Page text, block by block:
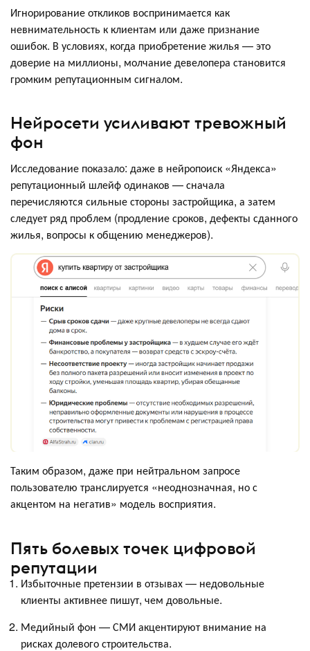
Игнорирование откликов воспринимается как
невнимательность к клиентам или даже признание
ошибок. В условиях, когда приобретение жилья — это
доверие на миллионы, молчание девелопера становится
громким репутационным сигналом.
Нейросети усиливают тревожный
фон
Исследование показало: даже в нейропоиск «Яндекса»
репутационный шлейф одинаков — сначала
перечисляются сильные стороны застройщика, а затем
следует ряд проблем (продление сроков, дефекты сданного
жилья, вопросы к общению менеджеров).
Таким образом, даже при нейтральном запросе
пользователю транслируется «неоднозначная, но с
акцентом на негатив» модель восприятия.
Пять болевых точек цифровой
репутации
Избыточные претензии в отзывах — недовольные
клиенты активнее пишут, чем довольные.
Медийный фон — СМИ акцентируют внимание на
рисках долевого строительства.